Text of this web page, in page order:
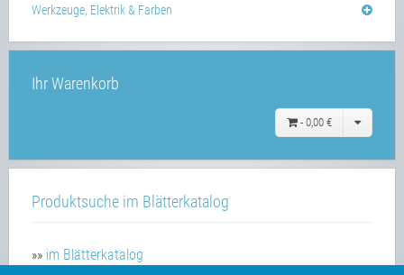
Werkzeuge, Elektrik & Farben
Ihr Warenkorb
- 0,00 €
Produktsuche im Blätterkatalog
»» im Blätterkatalog